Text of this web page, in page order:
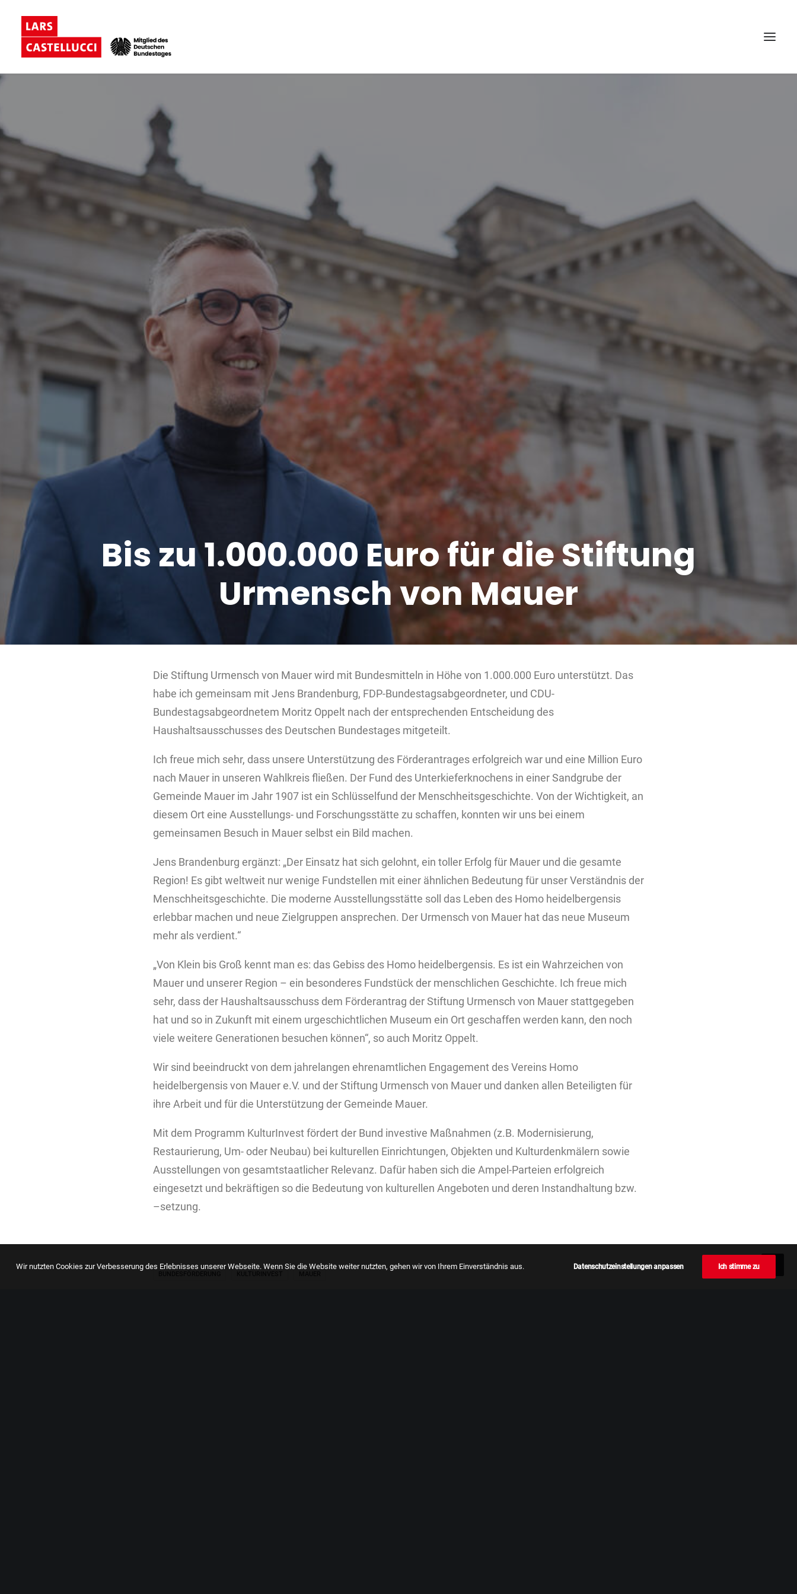
Bis zu 1.000.000 Euro für die Stiftung
Urmensch von Mauer
Die Stiftung Urmensch von Mauer wird mit Bundesmitteln in Höhe von 1.000.000 Euro unterstützt. Das
habe ich gemeinsam mit Jens Brandenburg, FDP-Bundestagsabgeordneter, und CDU-
Bundestagsabgeordnetem Moritz Oppelt nach der entsprechenden Entscheidung des
Haushaltsausschusses des Deutschen Bundestages mitgeteilt.
Ich freue mich sehr, dass unsere Unterstützung des Förderantrages erfolgreich war und eine Million Euro
nach Mauer in unseren Wahlkreis fließen. Der Fund des Unterkieferknochens in einer Sandgrube der
Gemeinde Mauer im Jahr 1907 ist ein Schlüsselfund der Menschheitsgeschichte. Von der Wichtigkeit, an
diesem Ort eine Ausstellungs- und Forschungsstätte zu schaffen, konnten wir uns bei einem
gemeinsamen Besuch in Mauer selbst ein Bild machen.
Jens Brandenburg ergänzt: „Der Einsatz hat sich gelohnt, ein toller Erfolg für Mauer und die gesamte
Region! Es gibt weltweit nur wenige Fundstellen mit einer ähnlichen Bedeutung für unser Verständnis der
Menschheitsgeschichte. Die moderne Ausstellungsstätte soll das Leben des Homo heidelbergensis
erlebbar machen und neue Zielgruppen ansprechen. Der Urmensch von Mauer hat das neue Museum
mehr als verdient.“
„Von Klein bis Groß kennt man es: das Gebiss des Homo heidelbergensis. Es ist ein Wahrzeichen von
Mauer und unserer Region – ein besonderes Fundstück der menschlichen Geschichte. Ich freue mich
sehr, dass der Haushaltsausschuss dem Förderantrag der Stiftung Urmensch von Mauer stattgegeben
hat und so in Zukunft mit einem urgeschichtlichen Museum ein Ort geschaffen werden kann, den noch
viele weitere Generationen besuchen können“, so auch Moritz Oppelt.
Wir sind beeindruckt von dem jahrelangen ehrenamtlichen Engagement des Vereins Homo
heidelbergensis von Mauer e.V. und der Stiftung Urmensch von Mauer und danken allen Beteiligten für
ihre Arbeit und für die Unterstützung der Gemeinde Mauer.
Mit dem Programm KulturInvest fördert der Bund investive Maßnahmen (z.B. Modernisierung,
Restaurierung, Um- oder Neubau) bei kulturellen Einrichtungen, Objekten und Kulturdenkmälern sowie
Ausstellungen von gesamtstaatlicher Relevanz. Dafür haben sich die Ampel-Parteien erfolgreich
eingesetzt und bekräftigen so die Bedeutung von kulturellen Angeboten und deren Instandhaltung bzw.
–setzung.
Wir nutzten Cookies zur Verbesserung des Erlebnisses unserer Webseite. Wenn Sie die Website weiter nutzten, gehen wir von Ihrem Einverständnis aus. Datenschutzeinstellungen anpassen Ich stimme zu